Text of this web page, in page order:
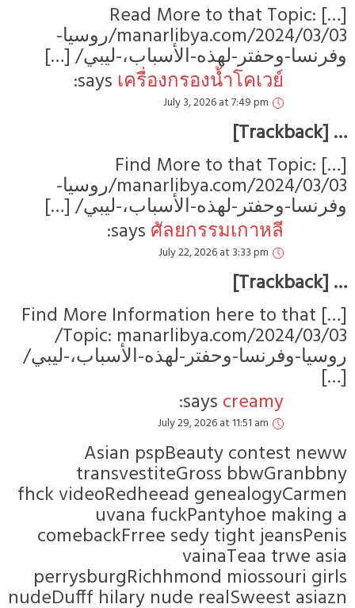
[…] Read More to that Topic:
manarlibya.com/2024/03/03/روسيا-
وفرنسا-وحفتر-لهذه-الأسباب،-ليبي/ […]
เครื่องกรองน้ำโคเวย์
says:
July 3, 2026 at 7:49 pm
… [Trackback]
[…] Find More to that Topic:
manarlibya.com/2024/03/03/روسيا-
وفرنسا-وحفتر-لهذه-الأسباب،-ليبي/ […]
ศัลยกรรมเกาหลี
says:
July 22, 2026 at 3:33 pm
… [Trackback]
[…] Find More Information here to that
Topic: manarlibya.com/2024/03/03/
روسيا-وفرنسا-وحفتر-لهذه-الأسباب،-ليبي/
[…]
creamy
says:
July 29, 2026 at 11:51 am
Asian pspBeauty contest neww
transvestiteGross bbwGranbbny
fhck videoRedheead genealogyCarmen
uvana fuckPantyhoe making a
comebackFrree sedy tight jeansPenis
vainaTeaa trwe asia
perrysburgRichhmond miossouri girls
nudeDufff hilary nude realSweest asiazn